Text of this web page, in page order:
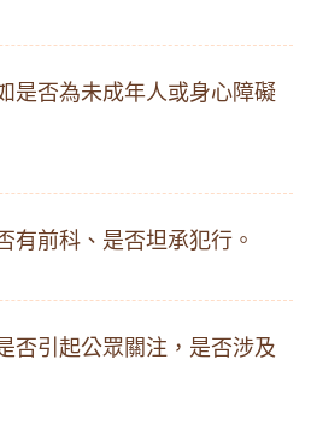
是否為未成年人或身心障礙
有前科、是否坦承犯行。
否引起公眾關注，是否涉及